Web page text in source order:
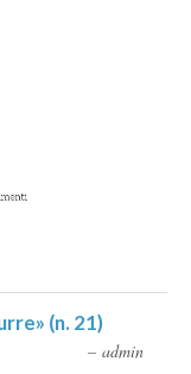
(n. 21)
admin